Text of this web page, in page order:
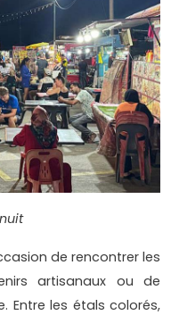
de rencontrer les
artisanaux ou de
Entre les étals colorés,